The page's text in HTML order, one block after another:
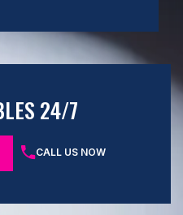
24/7
CALL US NOW